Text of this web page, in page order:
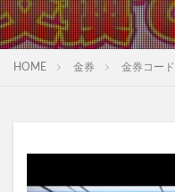
HOME 金券 金券コード